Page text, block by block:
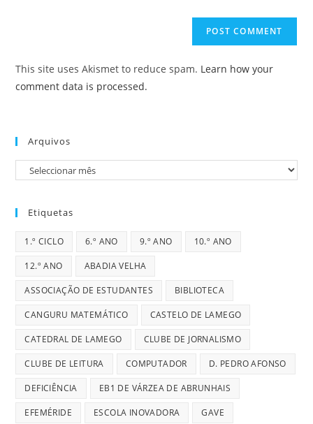
This site uses Akismet to reduce spam. Learn how your
comment data is processed.
Arquivos
Arquivos
Etiquetas
1.º CICLO 6.º ANO 9.º ANO 10.º ANO
12.º ANO ABADIA VELHA
ASSOCIAÇÃO DE ESTUDANTES BIBLIOTECA
CANGURU MATEMÁTICO CASTELO DE LAMEGO
CATEDRAL DE LAMEGO CLUBE DE JORNALISMO
CLUBE DE LEITURA COMPUTADOR D. PEDRO AFONSO
DEFICIÊNCIA EB1 DE VÁRZEA DE ABRUNHAIS
EFEMÉRIDE ESCOLA INOVADORA GAVE